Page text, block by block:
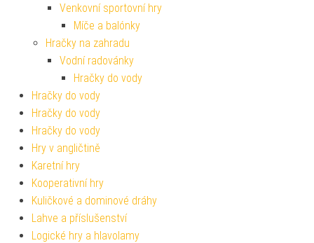
Venkovní sportovní hry
Míče a balónky
Hračky na zahradu
Vodní radovánky
Hračky do vody
Hračky do vody
Hračky do vody
Hračky do vody
Hry v angličtině
Karetní hry
Kooperativní hry
Kuličkové a dominové dráhy
Lahve a příslušenství
Logické hry a hlavolamy